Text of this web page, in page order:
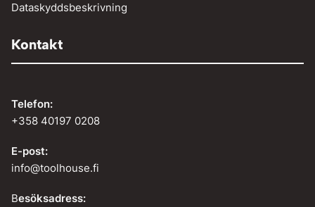
Dataskyddsbeskrivning
Kontakt
Telefon:
+358 40197 0208
E-post:
info@toolhouse.fi
Besöksadress: